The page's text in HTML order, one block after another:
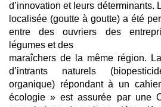
d’innovation et leurs déterminants.
localisée (goutte à goutte) a été
entre des ouvriers des
légumes et des
maraîchers de la même région.
d’intrants naturels
organique) répondant à un
écologie » est assurée par une